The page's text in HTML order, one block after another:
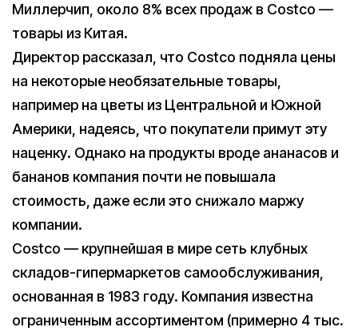
Миллерчип, около 8% всех продаж в Costco —
товары из Китая.
Директор рассказал, что Costco подняла цены
на некоторые необязательные товары,
например на цветы из Центральной и Южной
Америки, надеясь, что покупатели примут эту
наценку. Однако на продукты вроде ананасов и
бананов компания почти не повышала
стоимость, даже если это снижало маржу
компании.
Costco — крупнейшая в мире сеть клубных
складов-гипермаркетов самообслуживания,
основанная в 1983 году. Компания известна
ограниченным ассортиментом (примерно 4 тыс.